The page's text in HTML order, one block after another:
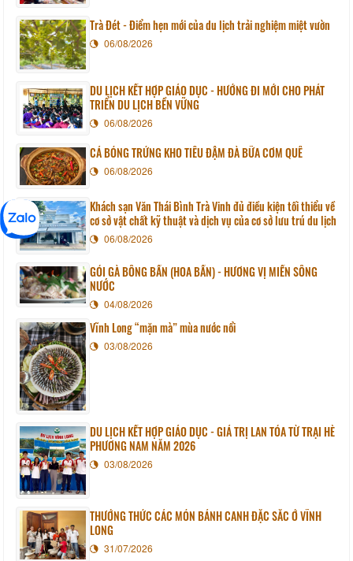
Trà Đét - Điểm hẹn mới của du lịch trải nghiệm miệt vườn
06/08/2026
DU LỊCH KẾT HỢP GIÁO DỤC - HƯỚNG ĐI MỚI CHO PHÁT
TRIỂN DU LỊCH BỀN VỮNG
06/08/2026
CÁ BÓNG TRỨNG KHO TIÊU ĐẬM ĐÀ BỮA CƠM QUÊ
06/08/2026
Khách sạn Văn Thái Bình Trà Vinh đủ điều kiện tối thiểu về
cơ sở vật chất kỹ thuật và dịch vụ của cơ sở lưu trú du lịch
06/08/2026
GỎI GÀ BÔNG BẦN (HOA BẦN) - HƯƠNG VỊ MIỀN SÔNG
NƯỚC
04/08/2026
Vĩnh Long “mặn mà” mùa nước nổi
03/08/2026
DU LỊCH KẾT HỢP GIÁO DỤC - GIÁ TRỊ LAN TỎA TỪ TRẠI HÈ
PHƯƠNG NAM NĂM 2026
03/08/2026
THƯỞNG THỨC CÁC MÓN BÁNH CANH ĐẶC SẮC Ở VĨNH
LONG
31/07/2026